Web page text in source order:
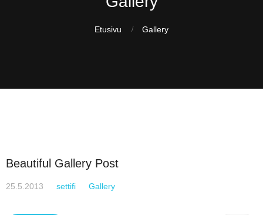
Etusivu Gallery
Beautiful Gallery Post
25.5.2013 settifi Gallery